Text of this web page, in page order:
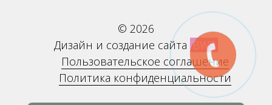
© 2026
Дизайн и создание сайта BWS
Пользовательское соглашение
Политика конфиденциальности